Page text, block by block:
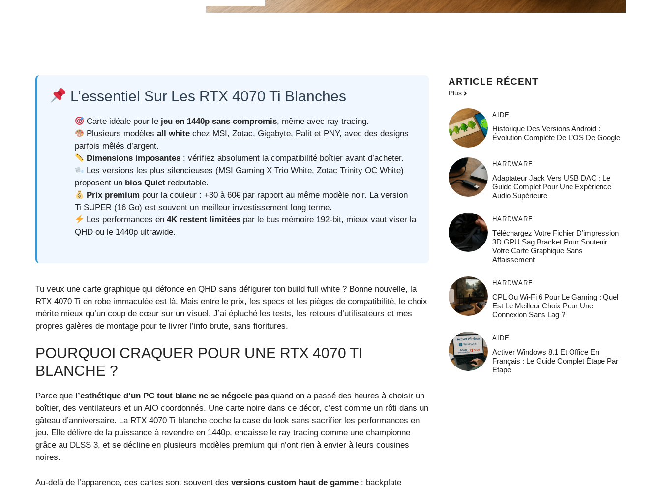
L’essentiel Sur Les RTX 4070 Ti Blanches
Carte idéale pour le jeu en 1440p sans compromis, même avec ray tracing.
Plusieurs modèlesall white chez MSI, Zotac, Gigabyte, Palit et PNY, avec des designs
parfois mêlés d’argent.
Dimensions imposantes : vérifiez absolument la compatibilité boîtier avant d’acheter.
Les versions les plus silencieuses (MSI Gaming X Trio White, Zotac Trinity OC White)
proposent un bios Quiet redoutable.
Prix premium pour la couleur : +30 à 60€ par rapport au même modèle noir. La version
Ti SUPER (16 Go) est souvent un meilleur investissement long terme.
Les performances en4K restent limitées par le bus mémoire 192-bit, mieux vaut viser la
QHD ou le 1440p ultrawide.
Tu veux une carte graphique qui défonce en QHD sans défigurer ton build full white ? Bonne nouvelle, la
RTX 4070 Ti en robe immaculée est là. Mais entre le prix, les specs et les pièges de compatibilité, le choix
mérite mieux qu’un coup de cœur sur un visuel. J’ai épluché les tests, les retours d’utilisateurs et mes
propres galères de montage pour te livrer l’info brute, sans fioritures.
POURQUOI CRAQUER POUR UNE RTX 4070 TI
BLANCHE ?
Parce que l’esthétique d’un PC tout blanc ne se négocie pas quand on a passé des heures à choisir un
boîtier, des ventilateurs et un AIO coordonnés. Une carte noire dans ce décor, c’est comme un rôti dans un
gâteau d’anniversaire. La RTX 4070 Ti blanche coche la case du look sans sacrifier les performances en
jeu. Elle délivre de la puissance à revendre en 1440p, encaisse le ray tracing comme une championne
grâce au DLSS 3, et se décline en plusieurs modèles premium qui n’ont rien à envier à leurs cousines
noires.
Au-delà de l’apparence, ces cartes sont souvent des versions custom haut de gamme : backplate
ARTICLE RÉCENT
Plus
AIDE
Historique Des Versions Android :
Évolution Complète De L’OS De Google
HARDWARE
Adaptateur Jack Vers USB DAC : Le
Guide Complet Pour Une Expérience
Audio Supérieure
HARDWARE
Téléchargez Votre Fichier D’impression
3D GPU Sag Bracket Pour Soutenir
Votre Carte Graphique Sans
Affaissement
HARDWARE
CPL Ou Wi-Fi 6 Pour Le Gaming : Quel
Est Le Meilleur Choix Pour Une
Connexion Sans Lag ?
AIDE
Activer Windows 8.1 Et Office En
Français : Le Guide Complet Étape Par
Étape